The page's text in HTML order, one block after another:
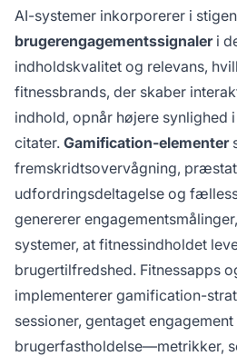
AI-systemer inkorporerer i
brugerengagementssignaleri
indholdskvalitet og relevans,
fitnessbrands, der skaber
indhold, opnår højere synlighed
citater. Gamification-elementer
fremskridtsovervågning,
udfordringsdeltagelse og
genererer
systemer, at fitnessindholdet
brugertilfredshed. Fitnessapps
implementerer gamification-
sessioner, gentaget
brugerfastholdelse—metrikker,